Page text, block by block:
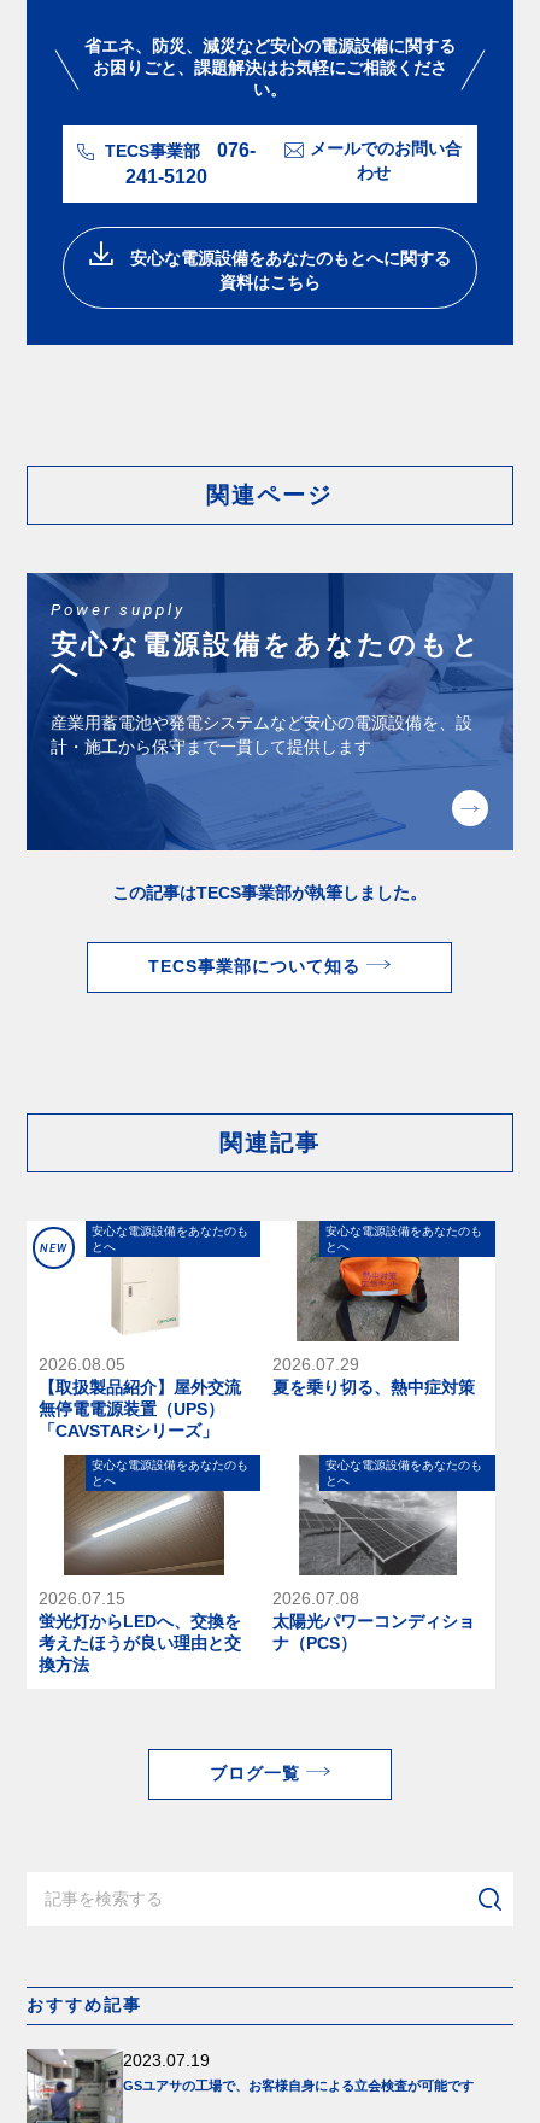
省エネ、防災、減災など安心の電源設備に関する
お困りごと、課題解決はお気軽にご相談くださ
い。
TECS事業部
076-
241-5120
メールでのお問い合
わせ
安⼼な電源設備をあなたのもとへに関する
資料はこちら
関連ページ
Power supply
安⼼な電源設備をあなたのもと
へ
産業⽤蓄電池や発電システムなど安⼼の電源設備を、設
計・施⼯から保守まで⼀貫して提供します
この記事はTECS事業部が執筆しました。
TECS事業部について知る
関連記事
2026.08.05
【取扱製品紹介】屋外交流
無停電電源装置（UPS）
「CAVSTARシリーズ」
NEW
安⼼な電源設備をあなたのも
とへ
2026.07.29
夏を乗り切る、熱中症対策
安⼼な電源設備をあなたのも
とへ
2026.07.15
蛍光灯からLEDへ、交換を
考えたほうが良い理由と交
換方法
安⼼な電源設備をあなたのも
とへ
2026.07.08
太陽光パワーコンディショ
ナ（PCS）
安⼼な電源設備をあなたのも
とへ
ブログ一覧
おすすめ記事
2023.07.19
GSユアサの工場で、お客様自身による立会検査が可能です